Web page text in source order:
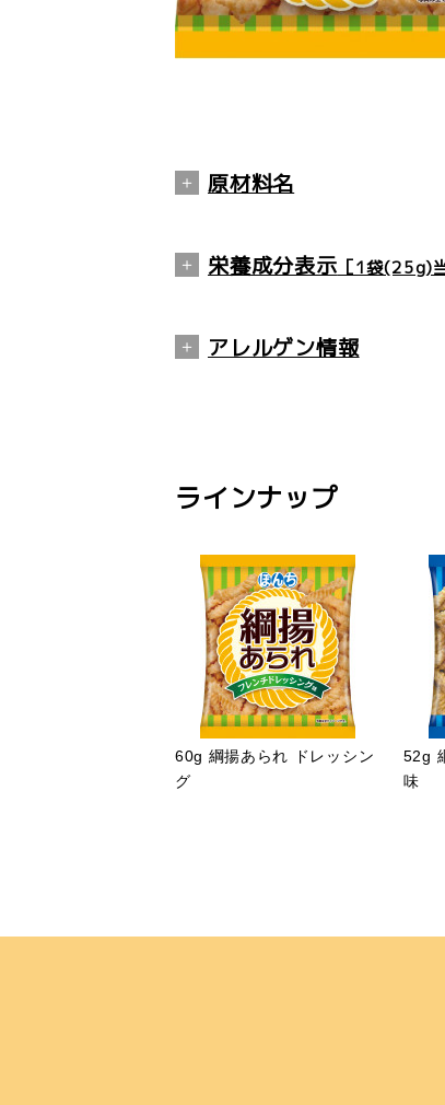
原材料名
ン、粉糖、粉末酢、植物油
栄養成分表示 ［1袋(25g)
たんぱく質 1.0g
食塩相当量 0.4g
る場合がございます。ご購入、
アレルゲン情報
※本製品製造工場では、アレル
ラインナップ
60g 綱揚あられ ドレッシン
グ
52g
味